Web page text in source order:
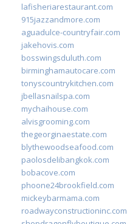
lafisheriarestaurant.com
915jazzandmore.com
aguadulce-countryfair.com
jakehovis.com
bosswingsduluth.com
birminghamautocare.com
tonyscountrykitchen.com
jbellasnailspa.com
mychaihouse.com
alvisgrooming.com
thegeorginaestate.com
blythewoodseafood.com
paolosdelibangkok.com
bobacove.com
phoone24brookfield.com
mickeybarmama.com
roadwayconstructioninc.com